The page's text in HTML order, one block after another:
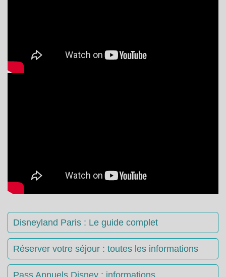
Disneyland Paris : Le guide complet
Réserver votre séjour : toutes les informations
Pass Annuels Disney : informations